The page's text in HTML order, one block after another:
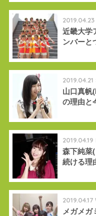
近畿大学
ンバーと
2019.04.21
山口真帆
の理由と
2019.04.19
森下純菜
続ける理
2019.04.17
メガメガ